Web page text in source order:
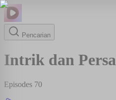
Pencarian
Intrik dan
Episodes 70